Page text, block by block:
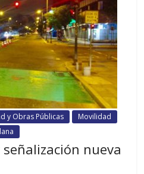
y Obras Públicas
Movilidad
nueva